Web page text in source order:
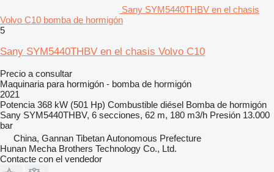
Sany SYM5440THBV en el chasis
Volvo C10 bomba de hormigón
5
Sany SYM5440THBV en el chasis Volvo C10
Precio a consultar
Maquinaria para hormigón - bomba de hormigón
2021
Potencia 368 kW (501 Hp) Combustible diésel Bomba de hormigón
Sany SYM5440THBV, 6 secciones, 62 m, 180 m3/h Presión 13.000
bar
China, Gannan Tibetan Autonomous Prefecture
Hunan Mecha Brothers Technology Co., Ltd.
Contacte con el vendedor